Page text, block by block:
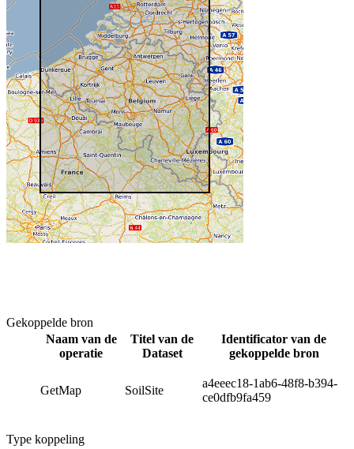
Gekoppelde bron
Naam van de
operatie
Titel van de
Dataset
Identificator van de
gekoppelde bron
GetMap SoilSite
a4eeec18-1ab6-48f8-b394-
ce0dfb9fa459
Type koppeling